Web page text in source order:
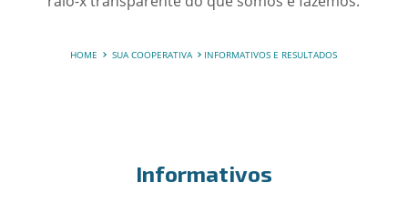
HOME SUA COOPERATIVA INFORMATIVOS E RESULTADOS
Informativos